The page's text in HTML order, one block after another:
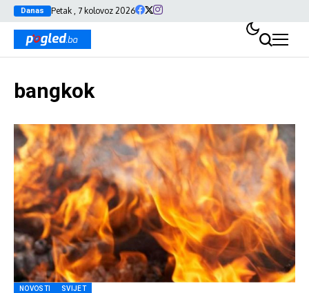
Danas Petak , 7 kolovoz 2026
bangkok
NOVOSTI SVIJET